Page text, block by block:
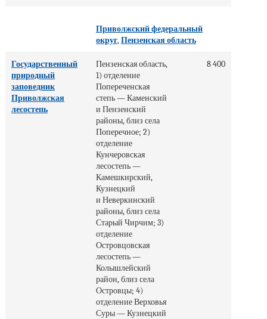
Приволжский федеральный
округ,Пензенская область
Государственный
природный
заповедник
Приволжская
лесостепь
Пензенская область,
1) отделение
Попереченская
степь — Каменский
и Пензенский
районы, близ села
Поперечное; 2)
отделение
Кунчеровская
лесостепь —
Камешкирский,
Кузнецкий
и Неверкинский
районы, близ села
Старый Чирчим; 3)
отделение
Островцовская
лесостепь —
Колышлейский
район, близ села
Островцы; 4)
отделение Верховья
Суры — Кузнецкий
8 400